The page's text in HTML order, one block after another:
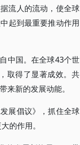
流人的流动，使全球
起到最重要推动作用
中国。在全球43个世
取得了显著成效。共
来新的发展动能。
展倡议》，抓住全球
的作用。